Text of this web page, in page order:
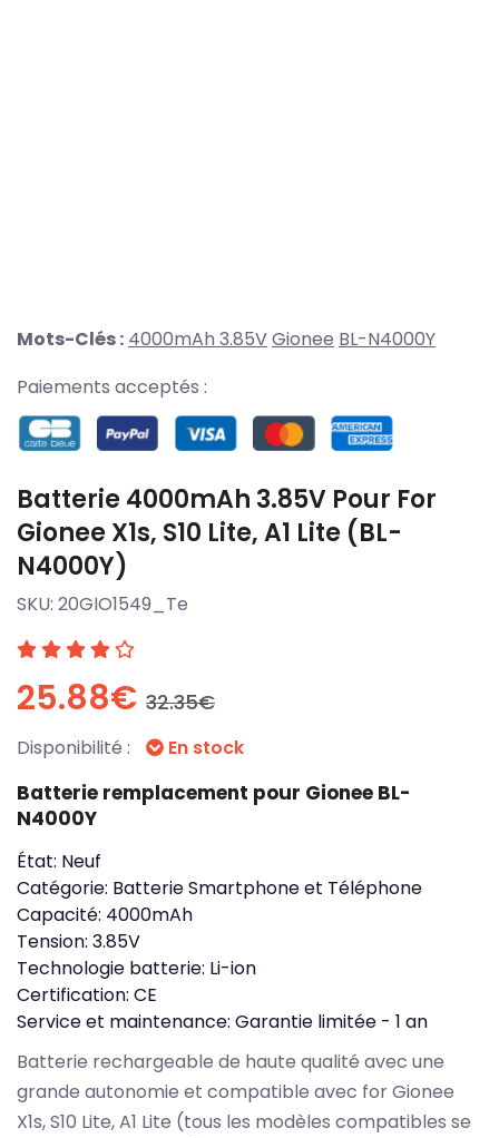
Mots-Clés : 4000mAh 3.85VGionee BL-N4000Y
Paiements acceptés :
Batterie 4000mAh 3.85V Pour For
Gionee X1s, S10 Lite, A1 Lite (BL-
N4000Y)
SKU: 20GIO1549_Te
25.88€ 32.35€
Disponibilité : En stock
Batterie remplacement pour Gionee BL-
N4000Y
État: Neuf
Catégorie: Batterie Smartphone et Téléphone
Capacité: 4000mAh
Tension: 3.85V
Technologie batterie: Li-ion
Certification: CE
Service et maintenance: Garantie limitée - 1 an
Batterie rechargeable de haute qualité avec une
grande autonomie et compatible avec for Gionee
X1s, S10 Lite, A1 Lite (tous les modèles compatibles se